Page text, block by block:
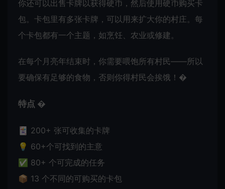
你还可以出售卡牌以获得硬币，然后使用硬币购买卡
包。卡包里有多张卡牌，可以用来扩大你的村庄。每
个卡包都有一个主题，如烹饪、农业或修建。
在每个月亮年结束时，你需要喂饱所有村民——所以
要确保有足够的食物，否则你得村民会挨饿！�
特点 �
🃏 200+ 张可收集的卡牌
💡 60+个可找到的主意
✅ 80+ 个可完成的任务
📦 13 个不同的可购买的卡包